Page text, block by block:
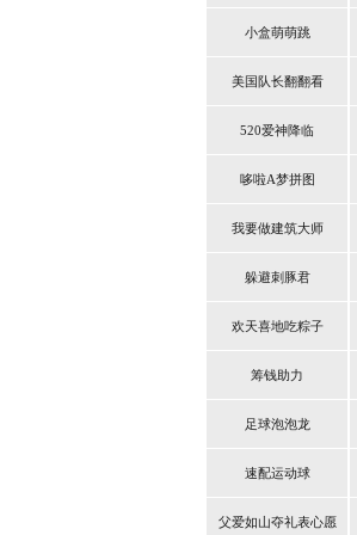
小盒萌萌跳
美国队长翻翻看
520爱神降临
哆啦A梦拼图
我要做建筑大师
躲避刺豚君
欢天喜地吃粽子
筹钱助力
足球泡泡龙
速配运动球
父爱如山夺礼表心愿